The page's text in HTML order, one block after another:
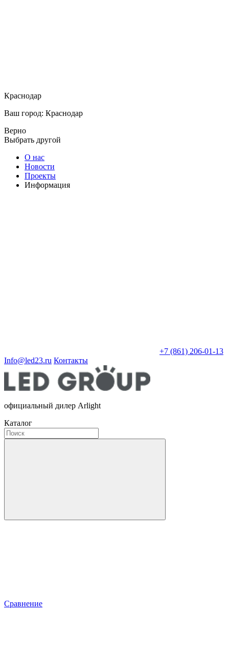
Краснодар
Ваш город: Краснодар
Верно
Выбрать другой
О нас
Новости
Проекты
Информация
+7 (861) 206-01-13
Info@led23.ru Контакты
официальный дилер Arlight
Каталог
Сравнение